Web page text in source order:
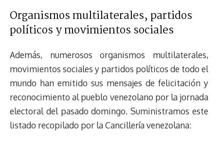
Organismos multilaterales, partidos
políticos y movimientos sociales
Además, numerosos organismos multilaterales,
movimientos sociales y partidos políticos de todo el
mundo han emitido sus mensajes de felicitación y
reconocimiento al pueblo venezolano por la jornada
electoral del pasado domingo. Suministramos este
listado recopilado por la Cancillería venezolana: